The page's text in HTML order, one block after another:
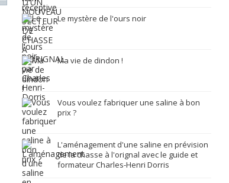
Le mystère de l'ours noir
Ma vie de dindon !
Vous voulez fabriquer une saline à bon
prix ?
L'aménagement d'une saline en prévision
de la chasse à l'orignal avec le guide et
formateur Charles-Henri Dorris